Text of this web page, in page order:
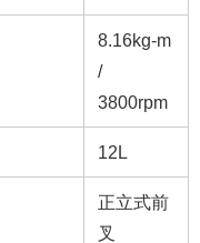
8.16kg-m
/
3800rpm
12L
正立式前
叉